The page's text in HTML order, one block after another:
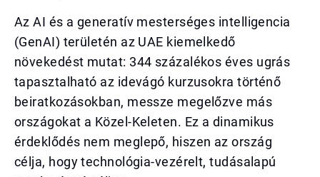
Az AI és a generatív mesterséges intelligencia
(GenAI) területén az UAE kiemelkedő
növekedést mutat: 344 százalékos éves ugrás
tapasztalható az idevágó kurzusokra történő
beiratkozásokban, messze megelőzve más
országokat a Közel-Keleten. Ez a dinamikus
érdeklődés nem meglepő, hiszen az ország
célja, hogy technológia-vezérelt, tudásalapú